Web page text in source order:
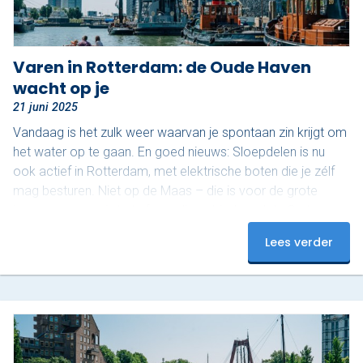
Varen in Rotterdam: de Oude Haven
wacht op je
21 juni 2025
Vandaag is het zulk weer waarvan je spontaan zin krijgt om
het water op te gaan. En goed nieuws: Sloepdelen is nu
ook actief in Rotterdam, met elektrische boten die je zélf
mag besturen. Niet op de Maas – die is voor de grote
Haven. En dat maakt het juist zo relaxed. Ontdek het
mooiste stukje van Rotterdam De Oude Haven is een van
Lees verder